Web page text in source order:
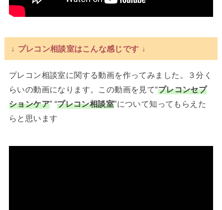
↓ プレコン相談室はこんな感じです ↓
プレコン相談室に関する動画を作ってみました。３分く
らいの動画になります。この動画を見て“プレコンセプ
ションケア” “プレコン相談室”について知ってもらえた
らと思います